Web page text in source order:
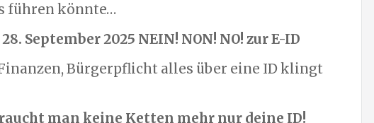
führen könnte…
September 2025 NEIN! NON! NO! zur E-ID
Bürgerpflicht alles über eine ID klingt
man keine Ketten mehr nur deine ID!